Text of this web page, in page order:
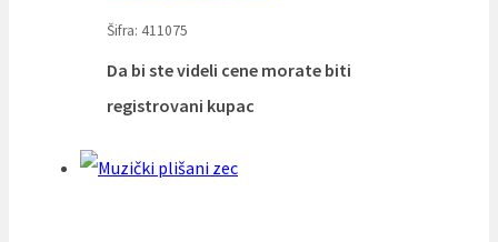
Šifra: 411075
Da bi ste videli cene morate biti
registrovani kupac